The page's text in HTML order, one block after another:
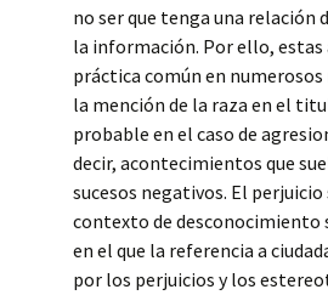
no ser que tenga una relación
la información. Por ello, estas
práctica común en
la mención de la raza en el
probable en el caso de
decir, acontecimientos que
sucesos negativos. El perjuicio
contexto de desconocimiento
en el que la referencia a
por los perjuicios y los